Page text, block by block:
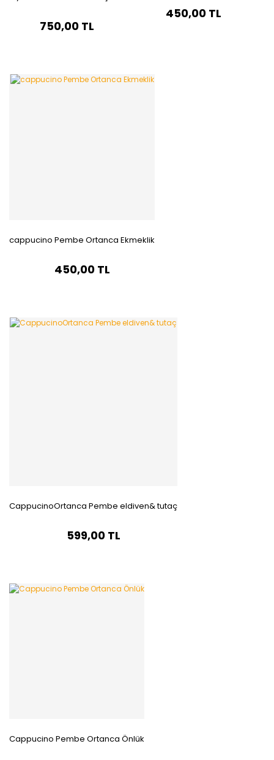
750,00 TL
450,00 TL
cappucino Pembe Ortanca Ekmeklik
450,00 TL
CappucinoOrtanca Pembe eldiven& tutaç
599,00 TL
Cappucino Pembe Ortanca Önlük